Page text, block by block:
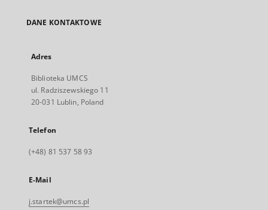
DANE KONTAKTOWE
Adres
Biblioteka UMCS
ul. Radziszewskiego 11
20-031 Lublin, Poland
Telefon
(+48) 81 537 58 93
E-Mail
j.startek@umcs.pl